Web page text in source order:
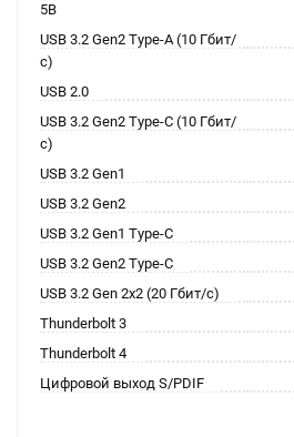
5В
USB 3.2 Gen2 Type-A (10 Гбит/
с)
USB 2.0
USB 3.2 Gen2 Type-C (10 Гбит/
с)
USB 3.2 Gen1
USB 3.2 Gen2
USB 3.2 Gen1 Type-C
USB 3.2 Gen2 Type-C
USB 3.2 Gen 2x2 (20 Гбит/с)
Thunderbolt 3
Thunderbolt 4
Цифровой выход S/PDIF